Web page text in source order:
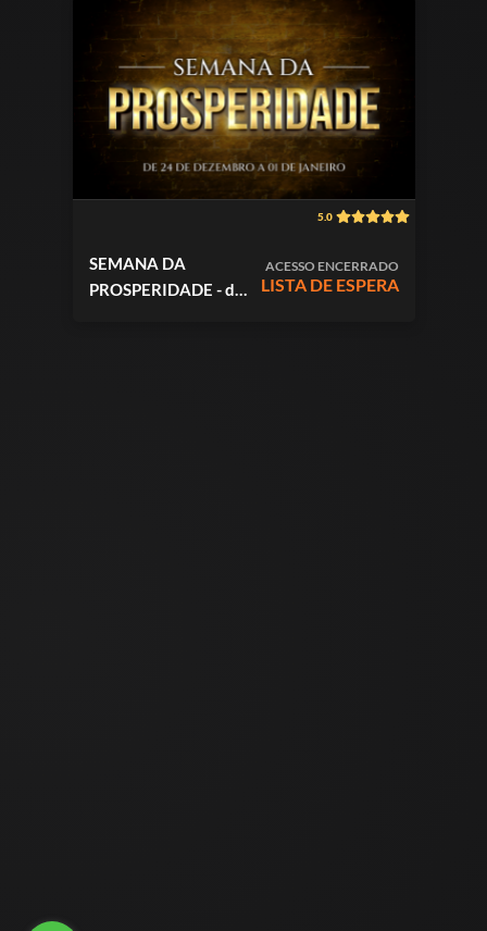
5.0
SEMANA DA
PROSPERIDADE - de
ACESSO ENCERRADO
LISTA DE ESPERA